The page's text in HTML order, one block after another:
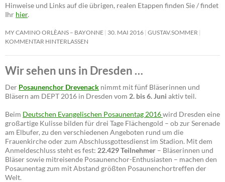
Hinweise und Links auf die übrigen, realen Etappen finden Sie / findet
Ihr hier.
MY CAMINO ORLÈANS – BAYONNE 30. MAI 2016 GUSTAV.SOMMER
KOMMENTAR HINTERLASSEN
Wir sehen uns in Dresden …
Der Posaunenchor Drevenack nimmt mit fünf Bläserinnen und
Bläsern am DEPT 2016 in Dresden vom 2. bis 6. Juni aktiv teil.
Beim Deutschen Evangelischen Posaunentag 2016wird Dresden eine
großartige Kulisse bilden für drei Tage Flächengold – ob zur Serenade
am Elbufer, zu den verschiedenen Angeboten rund um die
Frauenkirche oder zum Abschlussgottesdienst im Stadion. Mit dem
Anmeldeschluss steht es fest: 22.429 Teilnehmer – Bläserinnen und
Bläser sowie mitreisende Posaunenchor-Enthusiasten – machen den
Posaunentag zum mit Abstand größten Posaunenchortreffen der
Welt.